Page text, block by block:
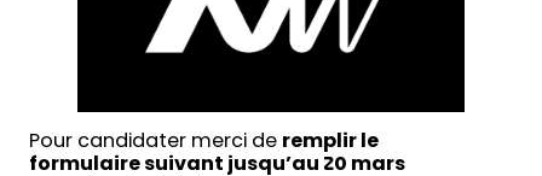
Pour candidater merci de remplir le
formulaire suivant jusqu’au 20 mars